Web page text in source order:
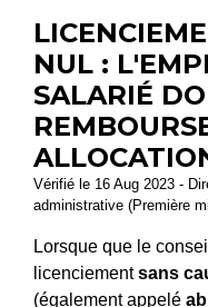
NUL :
SALARIÉ
Vérifié le 16 Aug 2023 -
administrative (Première
Lorsque que le
licenciementsans
(également appelé